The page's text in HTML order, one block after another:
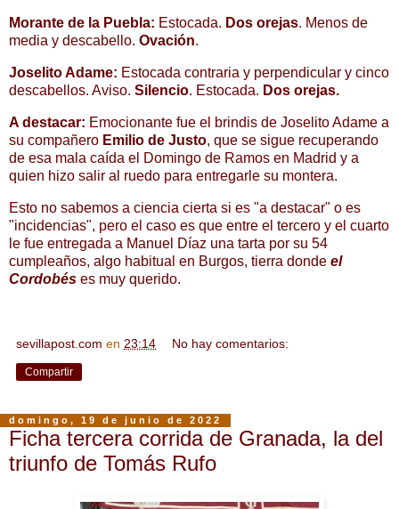
Morante de la Puebla: Estocada. Dos orejas. Menos de
media y descabello. Ovación.
Joselito Adame: Estocada contraria y perpendicular y cinco
descabellos. Aviso. Silencio. Estocada. Dos orejas.
A destacar: Emocionante fue el brindis de Joselito Adame a
su compañero Emilio de Justo, que se sigue recuperando
de esa mala caída el Domingo de Ramos en Madrid y a
quien hizo salir al ruedo para entregarle su montera.
Esto no sabemos a ciencia cierta si es "a destacar" o es
"incidencias", pero el caso es que entre el tercero y el cuarto
le fue entregada a Manuel Díaz una tarta por su 54
cumpleaños, algo habitual en Burgos, tierra donde el
Cordobés es muy querido.
sevillapost.com en 23:14 No hay comentarios:
Compartir
domingo, 19 de junio de 2022
Ficha tercera corrida de Granada, la del
triunfo de Tomás Rufo